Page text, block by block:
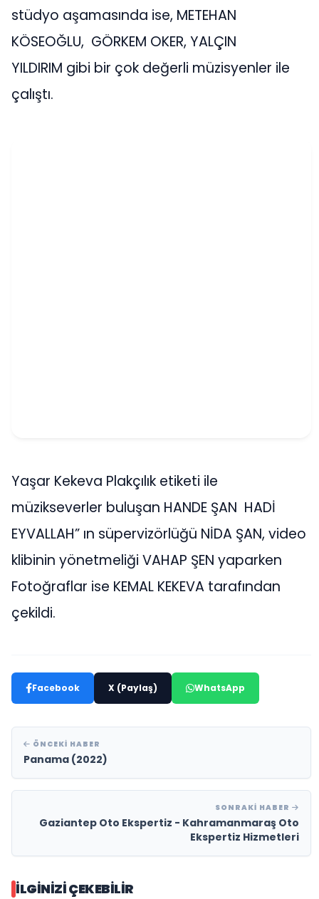
stüdyo aşamasında ise, METEHAN
KÖSEOĞLU, GÖRKEM OKER, YALÇIN
YILDIRIM gibi bir çok değerli müzisyenler ile
çalıştı.
Yaşar Kekeva Plakçılık etiketi ile
müzikseverler buluşan HANDE ŞAN HADİ
EYVALLAH” ın süpervizörlüğü NİDA ŞAN, video
klibinin yönetmeliği VAHAP ŞEN yaparken
Fotoğraflar ise KEMAL KEKEVA tarafından
çekildi.
Facebook X (Paylaş) WhatsApp
ÖNCEKI HABER
Panama (2022)
SONRAKI HABER
Gaziantep Oto Ekspertiz - Kahramanmaraş Oto
Ekspertiz Hizmetleri
İLGINIZI ÇEKEBILIR